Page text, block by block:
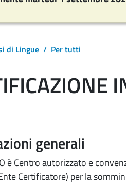
di Lingue Per tutti
generali
è Centro autorizzato e
Certificatore) per la